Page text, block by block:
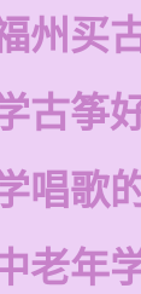
州买
古筝
唱歌
老年